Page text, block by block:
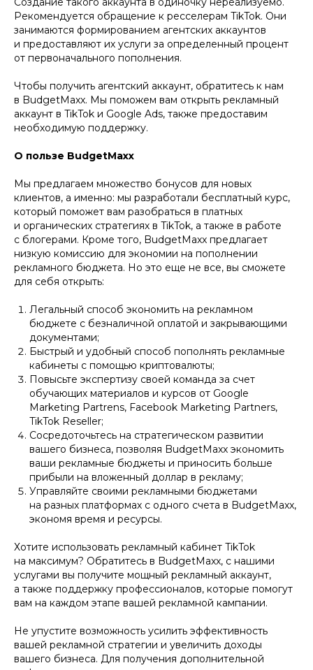
Рекомендуется обращение к ресселерам TikTok. Они
занимаются формированием агентских аккаунтов
и предоставляют их услуги за определенный процент
от первоначального пополнения.
Чтобы получить агентский аккаунт, обратитесь к нам
в BudgetMaxx. Мы поможем вам открыть рекламный
аккаунт в TikTok и Google Ads, также предоставим
необходимую поддержку.
О пользе BudgetMaxx
Мы предлагаем множество бонусов для новых
клиентов, а именно: мы разработали бесплатный курс,
который поможет вам разобраться в платных
и органических стратегиях в TikTok, а также в работе
с блогерами. Кроме того, BudgetMaxx предлагает
низкую комиссию для экономии на пополнении
рекламного бюджета. Но это еще не все, вы сможете
для себя открыть:
Легальный способ экономить на рекламном
бюджете с безналичной оплатой и закрывающими
документами;
Быстрый и удобный способ пополнять рекламные
кабинеты с помощью криптовалюты;
Повысьте экспертизу своей команда за счет
обучающих материалов и курсов от Google
Marketing Partrens, Facebook Marketing Partners,
TikTok Reseller;
Сосредоточьтесь на стратегическом развитии
вашего бизнеса, позволяя BudgetMaxx экономить
ваши рекламные бюджеты и приносить больше
прибыли на вложенный доллар в рекламу;
Управляйте своими рекламными бюджетами
на разных платформах с одного счета в BudgetMaxx,
экономя время и ресурсы.
Хотите использовать рекламный кабинет TikTok
на максимум? Обратитесь в BudgetMaxx, с нашими
услугами вы получите мощный рекламный аккаунт,
а также поддержку профессионалов, которые помогут
вам на каждом этапе вашей рекламной кампании.
Не упустите возможность усилить эффективность
вашей рекламной стратегии и увеличить доходы
вашего бизнеса. Для получения дополнительной